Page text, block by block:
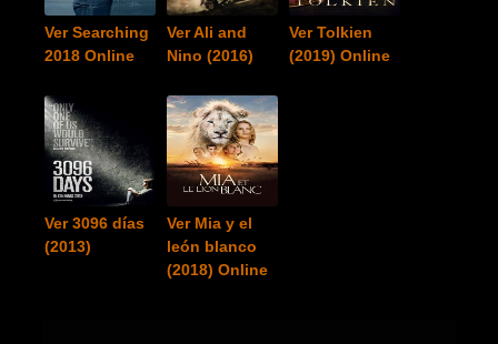
Ver Searching
2018 Online
Ver Ali and
Nino (2016)
Ver Tolkien
(2019) Online
Ver 3096 días
(2013)
Ver Mia y el
león blanco
(2018) Online